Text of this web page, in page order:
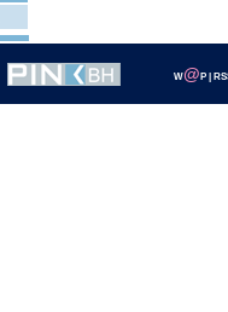
W@ P